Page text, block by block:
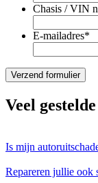
Chasis / VIN
E-mailadres*
Veel
Is mijn
Repareren jullie ook